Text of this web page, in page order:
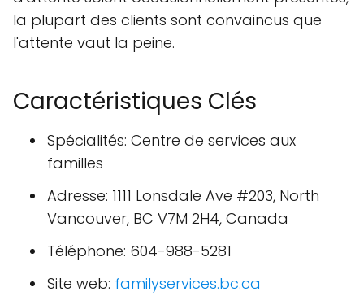
la plupart des clients sont convaincus que
l'attente vaut la peine.
Caractéristiques Clés
Spécialités: Centre de services aux
familles
Adresse: 1111 Lonsdale Ave #203, North
Vancouver, BC V7M 2H4, Canada
Téléphone: 604-988-5281
Site web: familyservices.bc.ca